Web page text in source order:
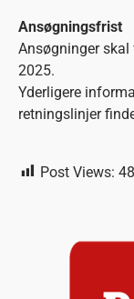
Ansøgningsfrist
Ansøgninger
2025.
Yderligere
retningslinjer
Post Views: